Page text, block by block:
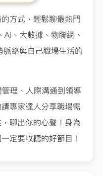
方式，輕鬆聊最熱門
、大數據、物聯網、
絡與自己職場生活的
理、人際溝通到領導
專家達人分享職場需
聊出你的心聲！身為
定要收聽的好節目！